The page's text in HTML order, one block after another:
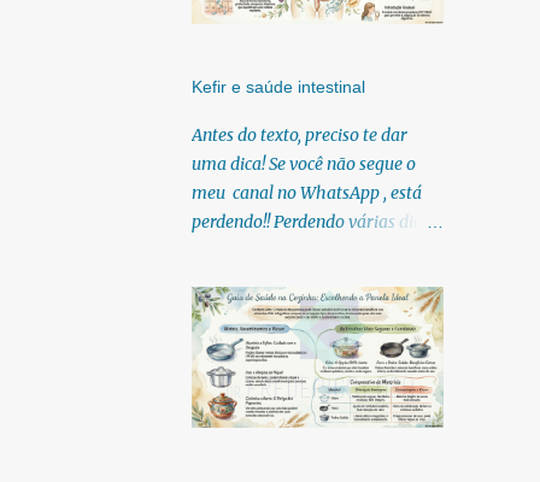
Kefir e saúde intestinal
Antes do texto, preciso te dar
uma dica! Se você não segue o
meu canal no WhatsApp , está
perdendo!! Perdendo várias dicas,
infográficos, o link para
download dos meus e-books.
Para acessar clique no link:
https://whatsapp.com/channel/0
029Vb6U4AqKgsNzkBhubA40